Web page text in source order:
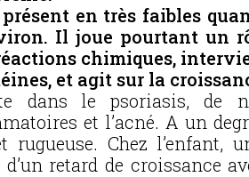
en très faibles
Il joue pourtant un
chimiques,
et agit sur la
dans le psoriasis, de
et l’acné. A un
Chez l’enfant,
retard de croissance